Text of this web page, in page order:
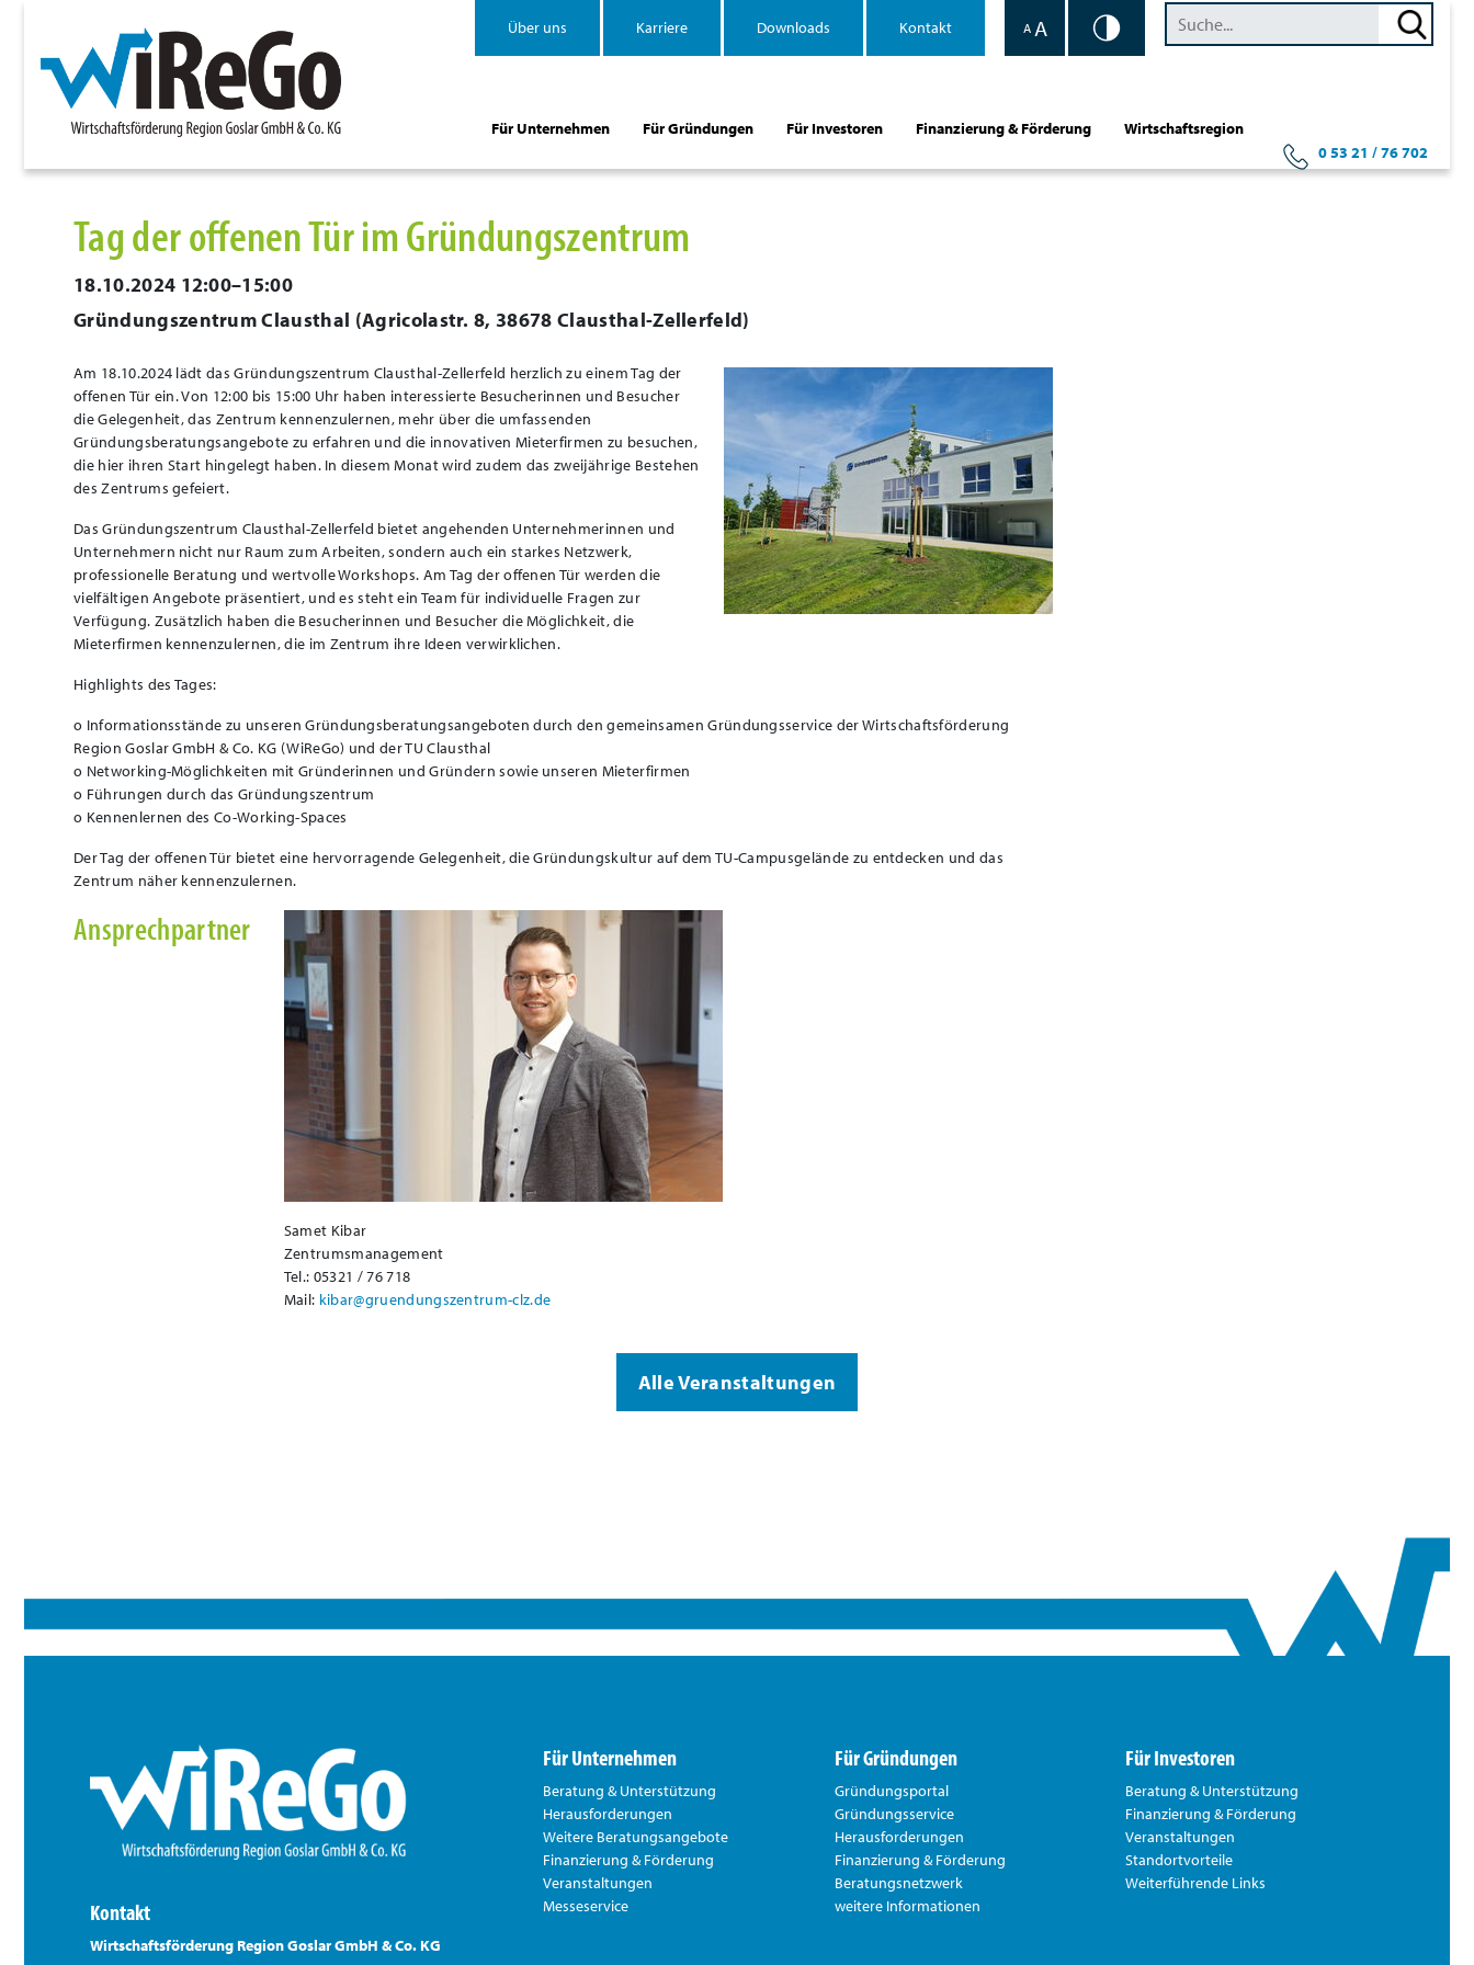
Über uns Karriere Downloads Kontakt A A
Für Unternehmen Für Gründungen Für Investoren Finanzierung & Förderung
Wirtschaftsregion
0 53 21 / 76 702
Tag der offenen Tür im Gründungszentrum
18.10.2024 12:00–15:00
Gründungszentrum Clausthal (Agricolastr. 8, 38678 Clausthal-Zellerfeld)
Am 18.10.2024 lädt das Gründungszentrum Clausthal-Zellerfeld herzlich zu einem Tag der
offenen Tür ein. Von 12:00 bis 15:00 Uhr haben interessierte Besucherinnen und Besucher
die Gelegenheit, das Zentrum kennenzulernen, mehr über die umfassenden
Gründungsberatungsangebote zu erfahren und die innovativen Mieterfirmen zu besuchen,
die hier ihren Start hingelegt haben. In diesem Monat wird zudem das zweijährige Bestehen
des Zentrums gefeiert.
Das Gründungszentrum Clausthal-Zellerfeld bietet angehenden Unternehmerinnen und
Unternehmern nicht nur Raum zum Arbeiten, sondern auch ein starkes Netzwerk,
professionelle Beratung und wertvolle Workshops. Am Tag der offenen Tür werden die
vielfältigen Angebote präsentiert, und es steht ein Team für individuelle Fragen zur
Verfügung. Zusätzlich haben die Besucherinnen und Besucher die Möglichkeit, die
Mieterfirmen kennenzulernen, die im Zentrum ihre Ideen verwirklichen.
Highlights des Tages:
o Informationsstände zu unseren Gründungsberatungsangeboten durch den gemeinsamen Gründungsservice der Wirtschaftsförderung
Region Goslar GmbH & Co. KG (WiReGo) und der TU Clausthal
o Networking-Möglichkeiten mit Gründerinnen und Gründern sowie unseren Mieterfirmen
o Führungen durch das Gründungszentrum
o Kennenlernen des Co-Working-Spaces
Der Tag der offenen Tür bietet eine hervorragende Gelegenheit, die Gründungskultur auf dem TU-Campusgelände zu entdecken und das
Zentrum näher kennenzulernen.
Ansprechpartner
Samet Kibar
Zentrumsmanagement
Tel.: 05321 / 76 718
Mail: kibar@gruendungszentrum-clz.de
Alle Veranstaltungen
Kontakt
Wirtschaftsförderung Region Goslar GmbH & Co. KG
Für Unternehmen
Beratung & Unterstützung
Herausforderungen
Weitere Beratungsangebote
Finanzierung & Förderung
Veranstaltungen
Messeservice
Für Gründungen
Gründungsportal
Gründungsservice
Herausforderungen
Finanzierung & Förderung
Beratungsnetzwerk
weitere Informationen
Für Investoren
Beratung & Unterstützung
Finanzierung & Förderung
Veranstaltungen
Standortvorteile
Weiterführende Links